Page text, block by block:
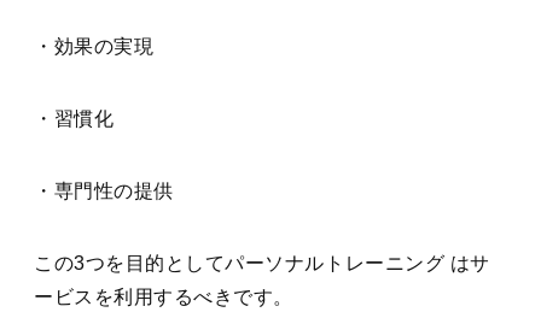
・効果の実現
・習慣化
・専門性の提供
この3つを目的としてパーソナルトレーニング はサ
ービスを利用するべきです。